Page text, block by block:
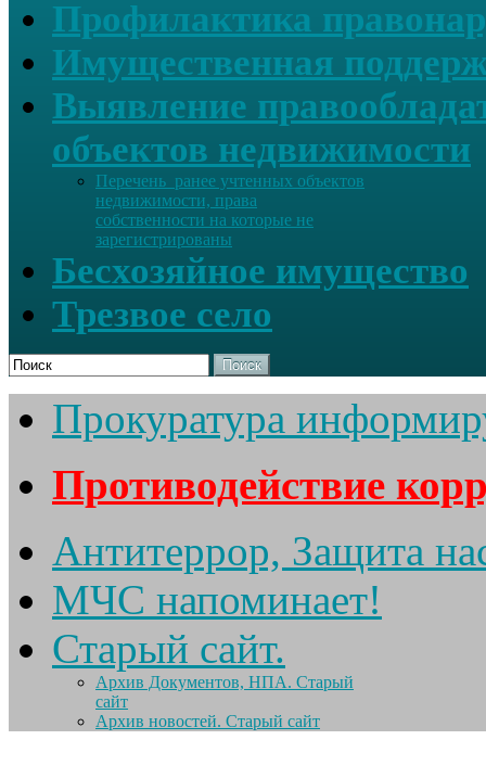
Профилактика
Имущественная
Выявление
объектов недвижимости
Перечень ранее учтенных объектов
недвижимости, права
собственности на которые не
зарегистрированы
Бесхозяйное имущество
Трезвое село
Поиск
Прокуратура
Противодействие
Антитеррор, Защита
МЧС напоминает!
Старый сайт.
Архив Документов, НПА. Старый
сайт
Архив новостей. Старый сайт